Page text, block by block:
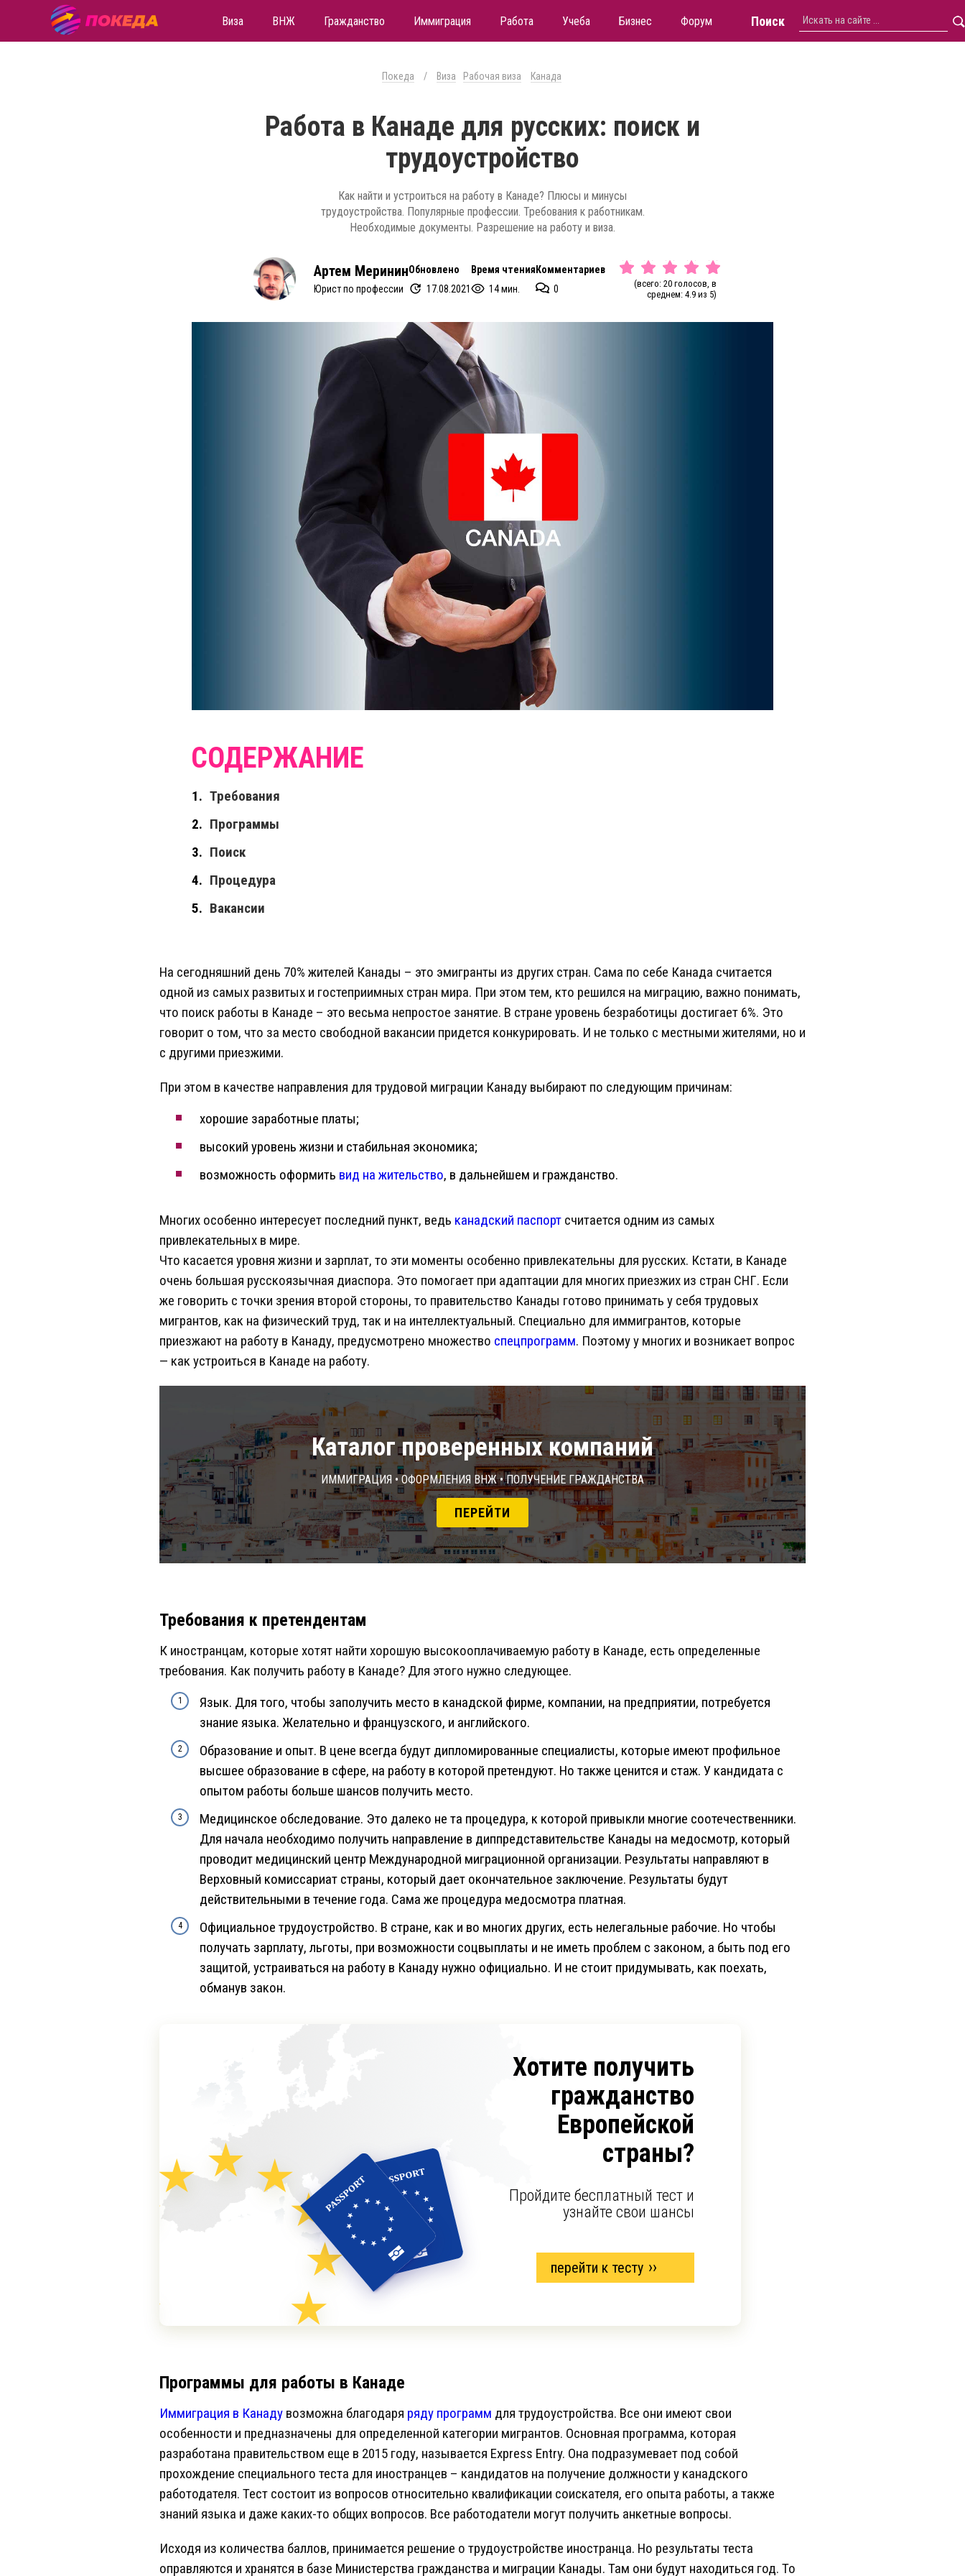
Виза ВНЖ Гражданство Иммиграция Работа Учеба Бизнес Форум Поиск
Покеда / Виза Рабочая виза Канада
Работа в Канаде для русских: поиск и
трудоустройство
Как найти и устроиться на работу в Канаде? Плюсы и минусы
трудоустройства. Популярные профессии. Требования к работникам.
Необходимые документы. Разрешение на работу и виза.
Артем Меринин
Юрист по профессии
Обновлено
17.08.2021
Время чтения
14 мин.
Комментариев
0
(всего: 20 голосов, в
среднем: 4.9 из 5)
Требования
Программы
Поиск
Процедура
Вакансии
На сегодняшний день 70% жителей Канады – это эмигранты из других стран. Сама по себе Канада считается
одной из самых развитых и гостеприимных стран мира. При этом тем, кто решился на миграцию, важно понимать,
что поиск работы в Канаде – это весьма непростое занятие. В стране уровень безработицы достигает 6%. Это
говорит о том, что за место свободной вакансии придется конкурировать. И не только с местными жителями, но и
с другими приезжими.
При этом в качестве направления для трудовой миграции Канаду выбирают по следующим причинам:
хорошие заработные платы;
высокий уровень жизни и стабильная экономика;
возможность оформить вид на жительство, в дальнейшем и гражданство.
Многих особенно интересует последний пункт, ведь канадский паспорт считается одним из самых
привлекательных в мире.
Что касается уровня жизни и зарплат, то эти моменты особенно привлекательны для русских. Кстати, в Канаде
очень большая русскоязычная диаспора. Это помогает при адаптации для многих приезжих из стран СНГ. Если
же говорить с точки зрения второй стороны, то правительство Канады готово принимать у себя трудовых
мигрантов, как на физический труд, так и на интеллектуальный. Специально для иммигрантов, которые
приезжают на работу в Канаду, предусмотрено множество спецпрограмм. Поэтому у многих и возникает вопрос
— как устроиться в Канаде на работу.
Каталог проверенных компаний
Иммиграция • Оформления ВНЖ • Получение гражданства
ПЕРЕЙТИ
Требования к претендентам
К иностранцам, которые хотят найти хорошую высокооплачиваемую работу в Канаде, есть определенные
требования. Как получить работу в Канаде? Для этого нужно следующее.
Язык. Для того, чтобы заполучить место в канадской фирме, компании, на предприятии, потребуется
знание языка. Желательно и французского, и английского.
Образование и опыт. В цене всегда будут дипломированные специалисты, которые имеют профильное
высшее образование в сфере, на работу в которой претендуют. Но также ценится и стаж. У кандидата с
опытом работы больше шансов получить место.
Медицинское обследование. Это далеко не та процедура, к которой привыкли многие соотечественники.
Для начала необходимо получить направление в диппредставительстве Канады на медосмотр, который
проводит медицинский центр Международной миграционной организации. Результаты направляют в
Верховный комиссариат страны, который дает окончательное заключение. Результаты будут
действительными в течение года. Сама же процедура медосмотра платная.
Официальное трудоустройство. В стране, как и во многих других, есть нелегальные рабочие. Но чтобы
получать зарплату, льготы, при возможности соцвыплаты и не иметь проблем с законом, а быть под его
защитой, устраиваться на работу в Канаду нужно официально. И не стоит придумывать, как поехать,
обманув закон.
Хотите получить
гражданство
Европейской
страны?
Пройдите бесплатный тест и
узнайте свои шансы
перейти к тесту
Программы для работы в Канаде
Иммиграция в Канаду возможна благодаря ряду программ для трудоустройства. Все они имеют свои
особенности и предназначены для определенной категории мигрантов. Основная программа, которая
разработана правительством еще в 2015 году, называется Express Entry. Она подразумевает под собой
прохождение специального теста для иностранцев – кандидатов на получение должности у канадского
работодателя. Тест состоит из вопросов относительно квалификации соискателя, его опыта работы, а также
знаний языка и даже каких-то общих вопросов. Все работодатели могут получить анкетные вопросы.
Исходя из количества баллов, принимается решение о трудоустройстве иностранца. Но результаты теста
оправляются и хранятся в базе Министерства гражданства и миграции Канады. Там они будут находиться год. То